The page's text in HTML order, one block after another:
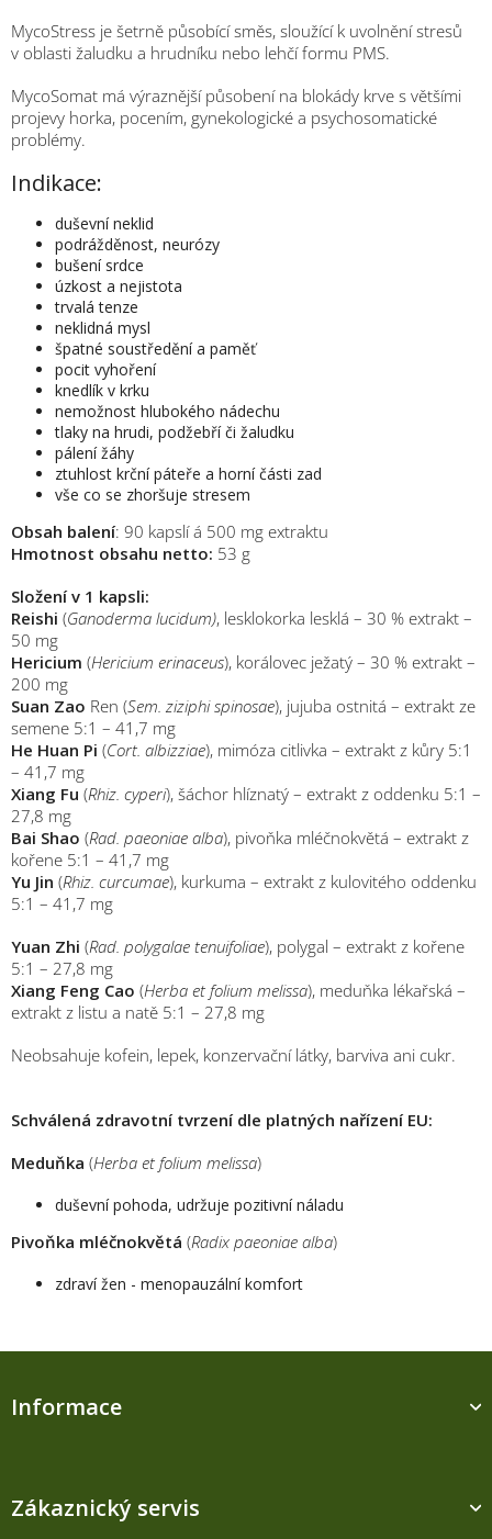
MycoStress je šetrně působící směs, sloužící k uvolnění stresů
v oblasti žaludku a hrudníku nebo lehčí formu PMS.
MycoSomat má výraznější působení na blokády krve s většími
projevy horka, pocením, gynekologické a psychosomatické
problémy.
Indikace:
duševní neklid
podrážděnost, neurózy
bušení srdce
úzkost a nejistota
trvalá tenze
neklidná mysl
špatné soustředění a paměť
pocit vyhoření
knedlík v krku
nemožnost hlubokého nádechu
tlaky na hrudi, podžebří či žaludku
pálení žáhy
ztuhlost krční páteře a horní části zad
vše co se zhoršuje stresem
Obsah balení: 90 kapslí á 500 mg extraktu
Hmotnost obsahu netto: 53 g
Složení v 1 kapsli:
Reishi (Ganoderma lucidum), lesklokorka lesklá – 30 % extrakt –
50 mg
Hericium (Hericium erinaceus), korálovec ježatý – 30 % extrakt –
200 mg
Suan Zao Ren (Sem. ziziphi spinosae), jujuba ostnitá – extrakt ze
semene 5:1 – 41,7 mg
He Huan Pi (Cort. albizziae), mimóza citlivka – extrakt z kůry 5:1
– 41,7 mg
Xiang Fu (Rhiz. cyperi), šáchor hlíznatý – extrakt z oddenku 5:1 –
27,8 mg
Bai Shao (Rad. paeoniae alba), pivoňka mléčnokvětá – extrakt z
kořene 5:1 – 41,7 mg
Yu Jin (Rhiz. curcumae), kurkuma – extrakt z kulovitého oddenku
5:1 – 41,7 mg
Yuan Zhi (Rad. polygalae tenuifoliae), polygal – extrakt z kořene
5:1 – 27,8 mg
Xiang Feng Cao (Herba et folium melissa), meduňka lékařská –
extrakt z listu a natě 5:1 – 27,8 mg
Neobsahuje kofein, lepek, konzervační látky, barviva ani cukr.
Schválená zdravotní tvrzení dle platných nařízení EU:
Meduňka (Herba et folium melissa)
duševní pohoda, udržuje pozitivní náladu
Pivoňka mléčnokvětá (Radix paeoniae alba)
zdraví žen - menopauzální komfort
Informace
Zákaznický servis